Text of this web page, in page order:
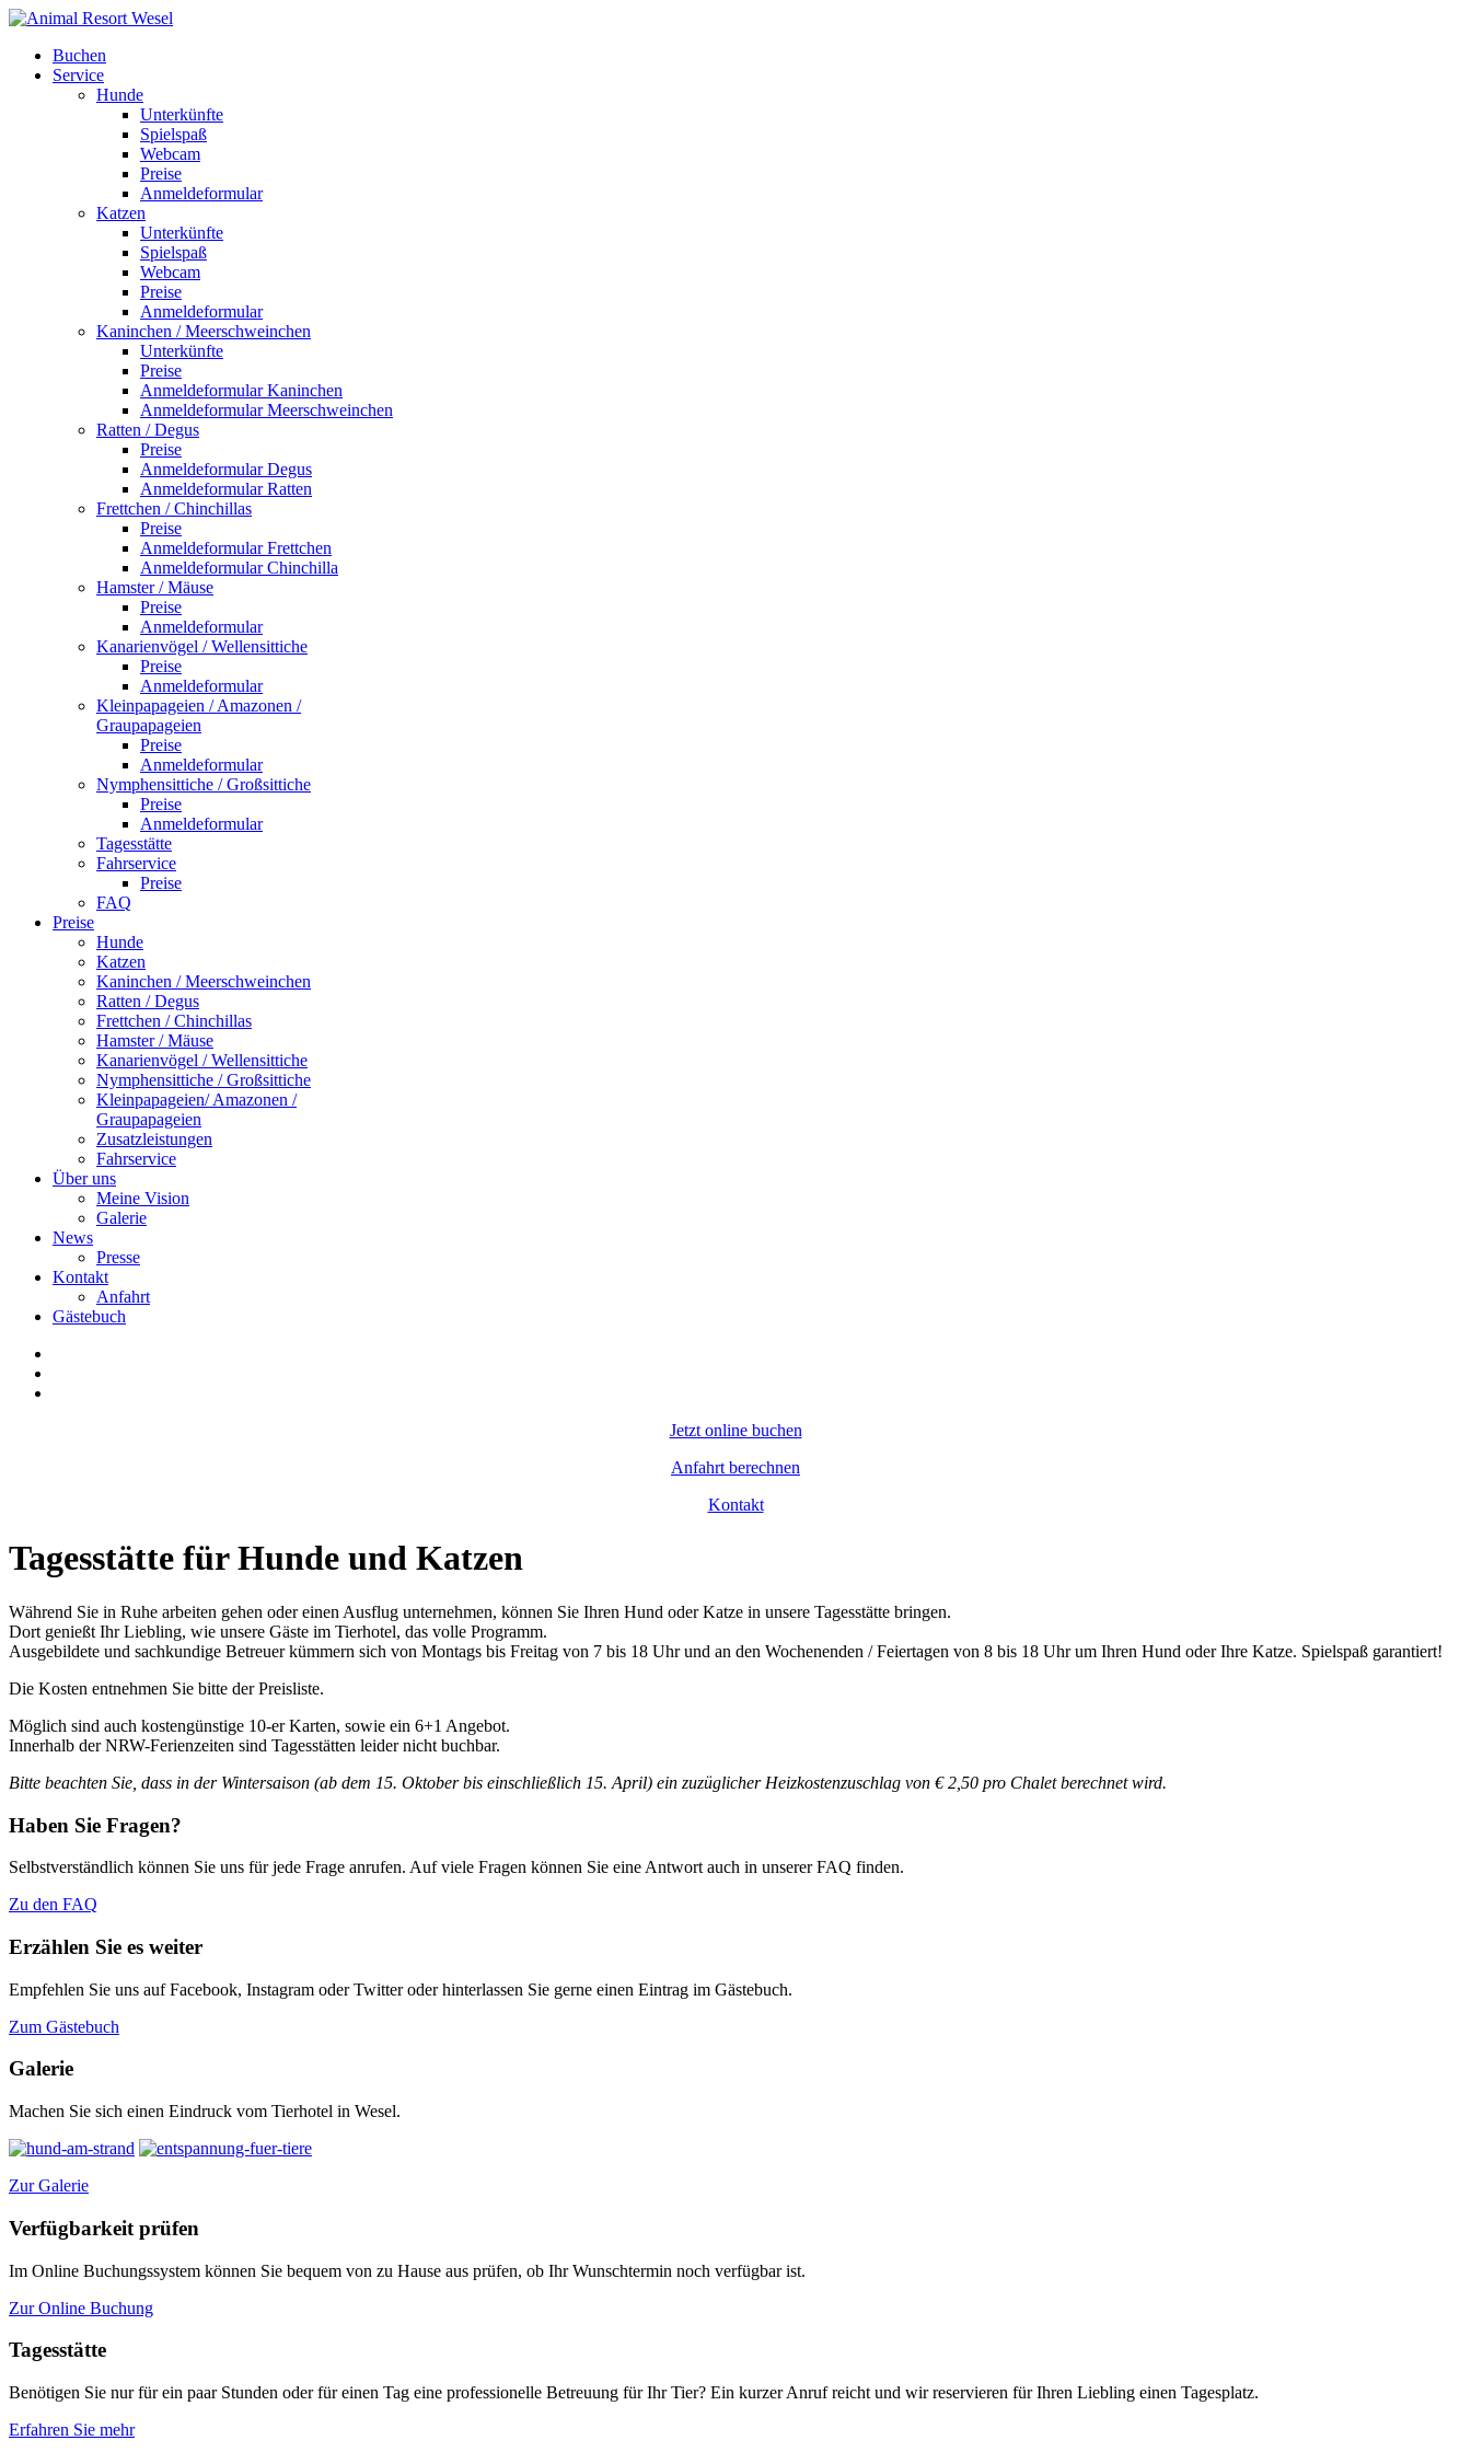
Buchen
Service
Hunde
Unterkünfte
Spielspaß
Webcam
Preise
Anmeldeformular
Katzen
Unterkünfte
Spielspaß
Webcam
Preise
Anmeldeformular
Kaninchen / Meerschweinchen
Unterkünfte
Preise
Anmeldeformular Kaninchen
Anmeldeformular Meerschweinchen
Ratten / Degus
Preise
Anmeldeformular Degus
Anmeldeformular Ratten
Frettchen / Chinchillas
Preise
Anmeldeformular Frettchen
Anmeldeformular Chinchilla
Hamster / Mäuse
Preise
Anmeldeformular
Kanarienvögel / Wellensittiche
Preise
Anmeldeformular
Kleinpapageien / Amazonen /
Graupapageien
Preise
Anmeldeformular
Nymphensittiche / Großsittiche
Preise
Anmeldeformular
Tagesstätte
Fahrservice
Preise
FAQ
Preise
Hunde
Katzen
Kaninchen / Meerschweinchen
Ratten / Degus
Frettchen / Chinchillas
Hamster / Mäuse
Kanarienvögel / Wellensittiche
Nymphensittiche / Großsittiche
Kleinpapageien/ Amazonen /
Graupapageien
Zusatzleistungen
Fahrservice
Über uns
Meine Vision
Galerie
News
Presse
Kontakt
Anfahrt
Gästebuch
Jetzt online buchen
Anfahrt berechnen
Kontakt
Tagesstätte für Hunde und Katzen
Während Sie in Ruhe arbeiten gehen oder einen Ausflug unternehmen, können Sie Ihren Hund oder Katze in unsere Tagesstätte bringen.
Dort genießt Ihr Liebling, wie unsere Gäste im Tierhotel, das volle Programm.
Ausgebildete und sachkundige Betreuer kümmern sich von Montags bis Freitag von 7 bis 18 Uhr und an den Wochenenden / Feiertagen von 8 bis 18 Uhr um Ihren Hund oder Ihre Katze. Spielspaß garantiert!
Die Kosten entnehmen Sie bitte der Preisliste.
Möglich sind auch kostengünstige 10-er Karten, sowie ein 6+1 Angebot.
Innerhalb der NRW-Ferienzeiten sind Tagesstätten leider nicht buchbar.
Bitte beachten Sie, dass in der Wintersaison (ab dem 15. Oktober bis einschließlich 15. April) ein zuzüglicher Heizkostenzuschlag von € 2,50 pro Chalet berechnet wird.
Haben Sie Fragen?
Selbstverständlich können Sie uns für jede Frage anrufen. Auf viele Fragen können Sie eine Antwort auch in unserer FAQ finden.
Zu den FAQ
Erzählen Sie es weiter
Empfehlen Sie uns auf Facebook, Instagram oder Twitter oder hinterlassen Sie gerne einen Eintrag im Gästebuch.
Zum Gästebuch
Galerie
Machen Sie sich einen Eindruck vom Tierhotel in Wesel.
Zur Galerie
Verfügbarkeit prüfen
Im Online Buchungssystem können Sie bequem von zu Hause aus prüfen, ob Ihr Wunschtermin noch verfügbar ist.
Zur Online Buchung
Tagesstätte
Benötigen Sie nur für ein paar Stunden oder für einen Tag eine professionelle Betreuung für Ihr Tier? Ein kurzer Anruf reicht und wir reservieren für Ihren Liebling einen Tagesplatz.
Erfahren Sie mehr